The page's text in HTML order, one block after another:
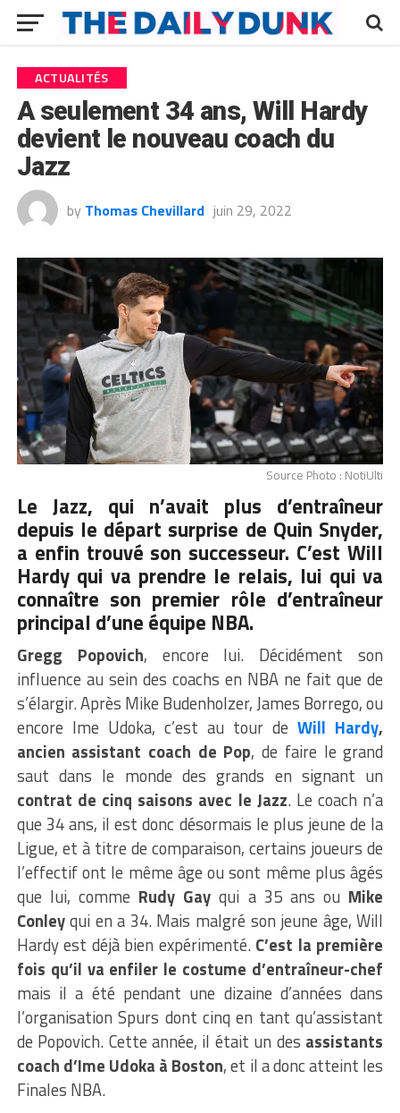
ACTUALITÉS
A seulement 34 ans, Will Hardy
devient le nouveau coach du
Jazz
by Thomas Chevillard juin 29, 2022
Source Photo : NotiUlti
Le Jazz, qui n’avait plus d’entraîneur
depuis le départ surprise de Quin Snyder,
a enfin trouvé son successeur. C’est Will
Hardy qui va prendre le relais, lui qui va
connaître son premier rôle d’entraîneur
principal d’une équipe NBA.
Gregg Popovich, encore lui. Décidément son
influence au sein des coachs en NBA ne fait que de
s’élargir. Après Mike Budenholzer, James Borrego, ou
encore Ime Udoka, c’est au tour deWill Hardy,
ancien assistant coach de Pop, de faire le grand
saut dans le monde des grands en signant un
contrat de cinq saisons avec le Jazz. Le coach n’a
que 34 ans, il est donc désormais le plus jeune de la
Ligue, et à titre de comparaison, certains joueurs de
l’effectif ont le même âge ou sont même plus âgés
que lui, comme Rudy Gay qui a 35 ans ou Mike
Conleyqui en a 34. Mais malgré son jeune âge, Will
Hardy est déjà bien expérimenté. C’est la première
fois qu’il va enfiler le costume d’entraîneur-chef
mais il a été pendant une dizaine d’années dans
l’organisation Spurs dont cinq en tant qu’assistant
de Popovich. Cette année, il était un des assistants
coach d’Ime Udoka à Boston, et il a donc atteint les
Finales NBA.